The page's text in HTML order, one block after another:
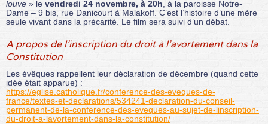
louve » le vendredi 24 novembre, à 20h , à la paroisse Notre-
Dame – 9 bis, rue Danicourt à Malakoff. C’est l’histoire d’une mère
seule vivant dans la précarité. Le film sera suivi d’un débat.
A propos de l’inscription du droit à l’avortement dans la
Constitution
Les évêques rappellent leur déclaration de décembre (quand cette
idée était apparue) :
https://eglise.catholique.fr/conference-des-eveques-de-
france/textes-et-declarations/534241-declaration-du-conseil-
permanent-de-la-conference-des-eveques-au-sujet-de-linscription-
du-droit-a-lavortement-dans-la-constitution/